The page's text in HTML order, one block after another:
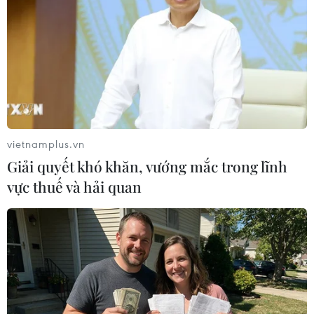
Tây Ninh
Theo dõi VietnamPlus
TIN LIÊN QUAN
vietnamplus.vn
Giải quyết khó khăn, vướng mắc trong lĩnh
vực thuế và hải quan